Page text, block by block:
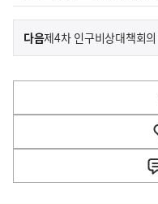
이
전
다
음
다음기